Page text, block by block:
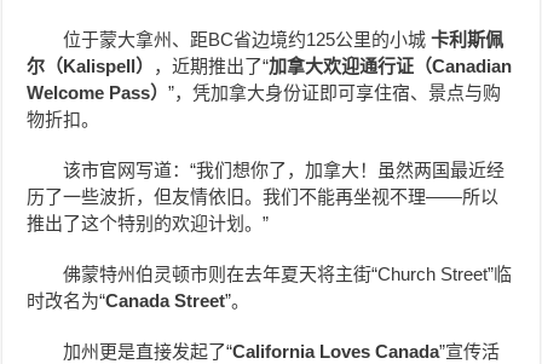
位于蒙大拿州、距BC省边境约125公里的小城卡利斯佩
尔（Kalispell）
，近期推出了“加拿大欢迎通行证（Canadian
Welcome Pass）”，凭加拿大身份证即可享住宿、景点与购
物折扣。
该市官网写道：“我们想你了，加拿大！虽然两国最近经
历了一些波折，但友情依旧。我们不能再坐视不理——所以
推出了这个特别的欢迎计划。”
佛蒙特州伯灵顿市则在去年夏天将主街“Church Street”临
时改名为“Canada Street”。
加州更是直接发起了“California Loves Canada”宣传活